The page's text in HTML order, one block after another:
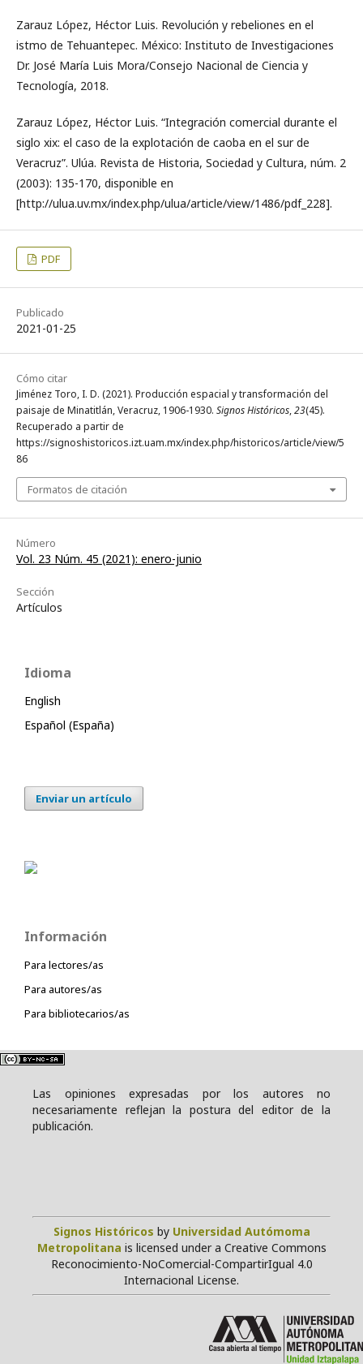
Zarauz López, Héctor Luis. Revolución y rebeliones en el
istmo de Tehuantepec. México: Instituto de Investigaciones
Dr. José María Luis Mora/Consejo Nacional de Ciencia y
Tecnología, 2018.
Zarauz López, Héctor Luis. “Integración comercial durante el
siglo xix: el caso de la explotación de caoba en el sur de
Veracruz”. Ulúa. Revista de Historia, Sociedad y Cultura, núm. 2
(2003): 135-170, disponible en
[http://ulua.uv.mx/index.php/ulua/article/view/1486/pdf_228].
PDF
Publicado
2021-01-25
Cómo citar
Jiménez Toro, I. D. (2021). Producción espacial y transformación del
paisaje de Minatitlán, Veracruz, 1906-1930. Signos Históricos,23(45).
Recuperado a partir de
https://signoshistoricos.izt.uam.mx/index.php/historicos/article/view/5
86
Formatos de citación
Número
Vol. 23 Núm. 45 (2021): enero-junio
Sección
Artículos
Idioma
English
Español (España)
Enviar un artículo
Información
Para lectores/as
Para autores/as
Para bibliotecarios/as
Las opiniones expresadas por los autores no
necesariamente reflejan la postura del editor de la
publicación.
Signos Históricos by Universidad Autómoma
Metropolitana is licensed under a Creative Commons
Reconocimiento-NoComercial-CompartirIgual 4.0
Internacional License.